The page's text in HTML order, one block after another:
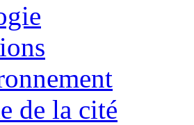
de la cité